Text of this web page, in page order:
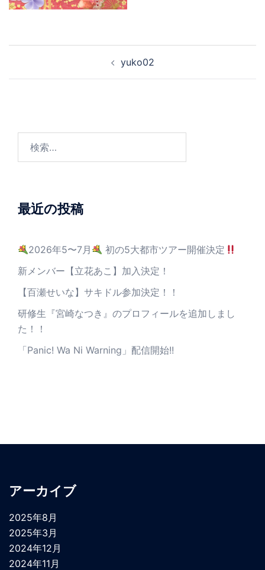
yuko02
最近の投稿
2026年5〜7月
初の5大都市ツアー開催決定
新メンバー【立花あこ】加入決定！
【百瀬せいな】サキドル参加決定！！
研修生『宮崎なつき』のプロフィールを追加しまし
た！！
「Panic! Wa Ni Warning」配信開始!!
アーカイブ
2025年8月
2025年3月
2024年12月
2024年11月